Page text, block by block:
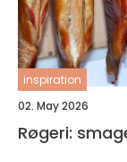
inspiration
02. May 2026
Røgeri: